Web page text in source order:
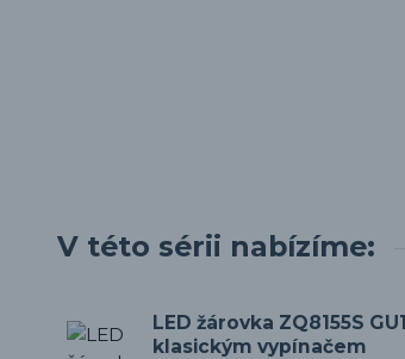
V této sérii nabízíme:
LED žárovka ZQ8155S
klasickým vypínačem